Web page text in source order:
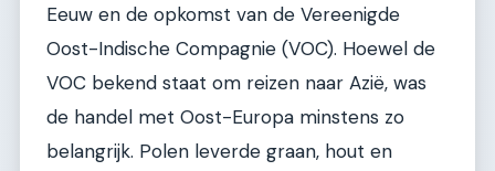
Eeuw en de opkomst van de Vereenigde
Oost-Indische Compagnie (VOC). Hoewel de
VOC bekend staat om reizen naar Azië, was
de handel met Oost-Europa minstens zo
belangrijk. Polen leverde graan, hout en